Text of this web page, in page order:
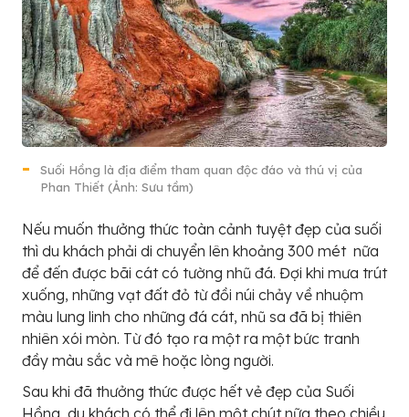
Suối Hồng là địa điểm tham quan độc đáo và thú vị của
Phan Thiết (Ảnh: Sưu tầm)
Nếu muốn thưởng thức toàn cảnh tuyệt đẹp của suối
thì du khách phải di chuyển lên khoảng 300 mét nữa
để đến được bãi cát có tường nhũ đá. Đợi khi mưa trút
xuống, những vạt đất đỏ từ đồi núi chảy về nhuộm
màu lung linh cho những đá cát, nhũ sa đã bị thiên
nhiên xói mòn. Từ đó tạo ra một ra một bức tranh
đầy màu sắc và mê hoặc lòng người.
Sau khi đã thưởng thức được hết vẻ đẹp của Suối
Hồng, du khách có thể đi lên một chút nữa theo chiều